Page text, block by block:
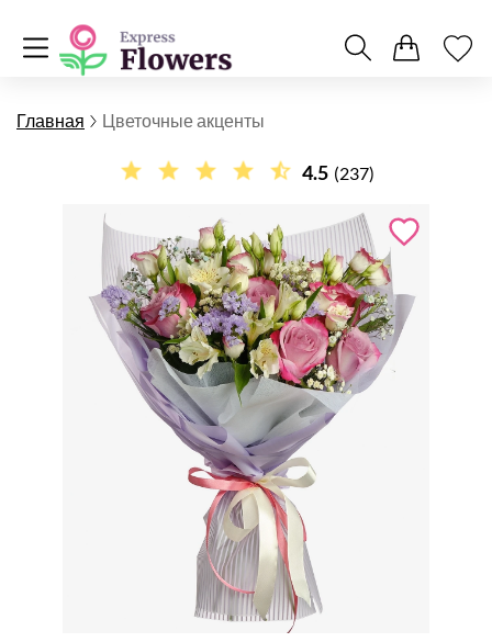
Главная Цветочные акценты
4.5 (237)